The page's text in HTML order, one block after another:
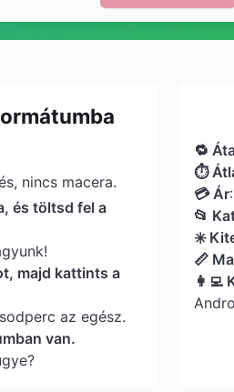
nincs macera.
és töltsd fel a
majd kattints a
az egész.
van.
🔁
⏱
💳 Ár
📂
✳️
📏
👩‍💻